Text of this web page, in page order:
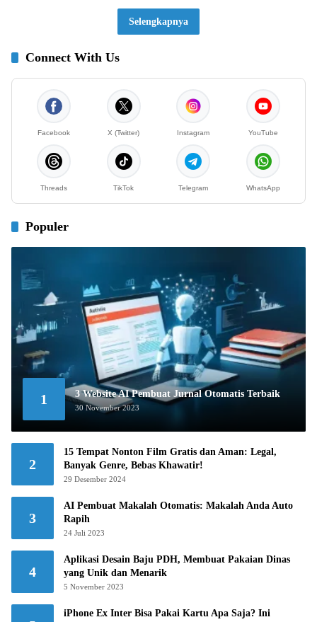
Selengkapnya
Connect With Us
Facebook X (Twitter) Instagram YouTube
Threads TikTok Telegram WhatsApp
Populer
1 3 Website AI Pembuat Jurnal Otomatis Terbaik
30 November 2023
2
15 Tempat Nonton Film Gratis dan Aman: Legal,
Banyak Genre, Bebas Khawatir!
29 Desember 2024
3
AI Pembuat Makalah Otomatis: Makalah Anda Auto
Rapih
24 Juli 2023
4
Aplikasi Desain Baju PDH, Membuat Pakaian Dinas
yang Unik dan Menarik
5 November 2023
iPhone Ex Inter Bisa Pakai Kartu Apa Saja? Ini